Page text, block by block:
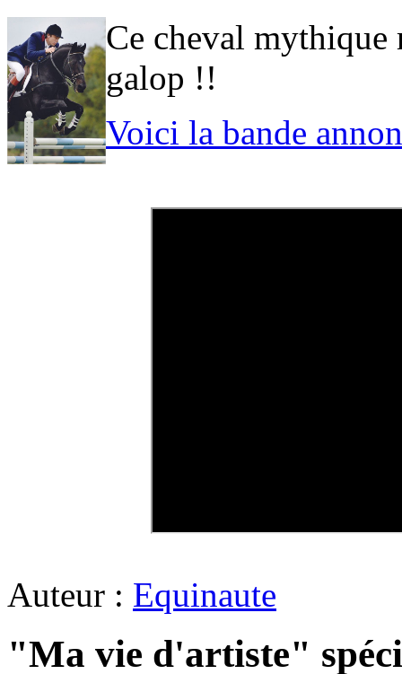
Ce cheval mythique
galop !!
Voici la bande
Auteur : Equinaute
"Ma vie d'artiste"